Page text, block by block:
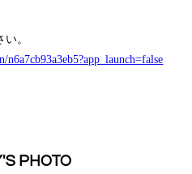
。
PHOTO